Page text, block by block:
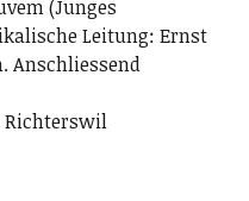
(Junges
Leitung: Ernst
Anschliessend
Richterswil